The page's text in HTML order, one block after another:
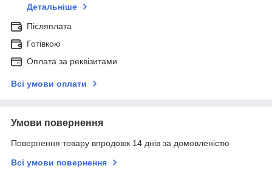
Детальніше
Післяплата
Готівкою
Оплата за реквізитами
Всі умови оплати
Умови повернення
Повернення товару впродовж 14 днів за домовленістю
Всі умови повернення